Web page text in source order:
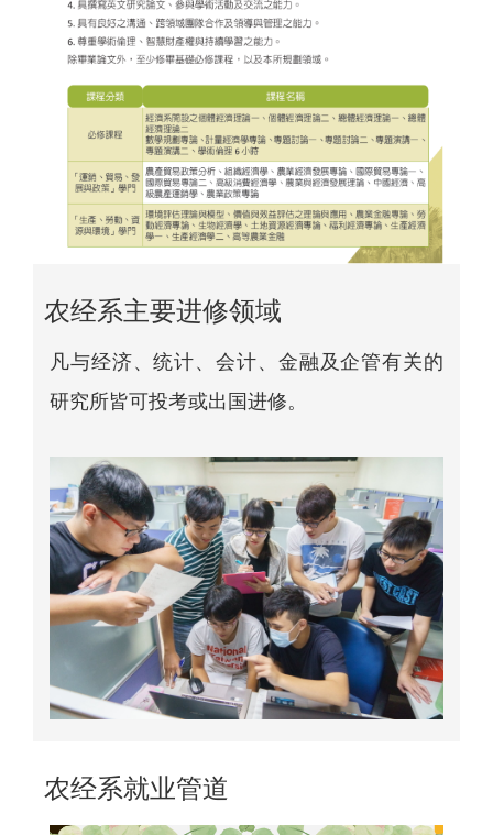
农经系主要进修领域
凡与经济、统计、会计、金融及企管有关的
研究所皆可投考或出国进修。
农经系就业管道